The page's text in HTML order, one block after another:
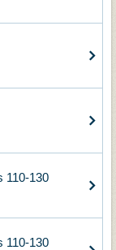
110-130
110-130